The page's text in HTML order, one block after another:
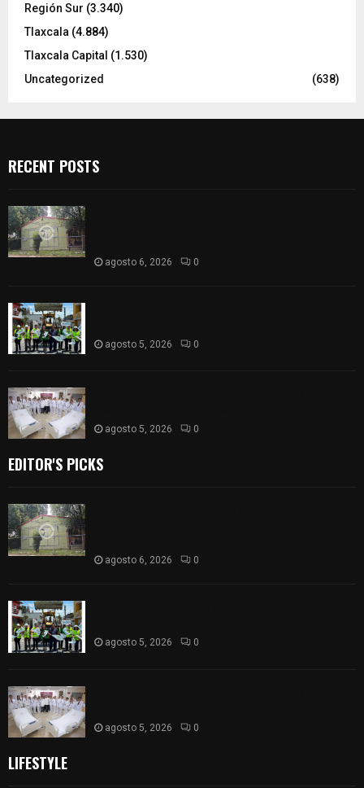
Región Sur (3.340)
Tlaxcala (4.884)
Tlaxcala Capital (1.530)
Uncategorized
(638)
RECENT POSTS
agosto 6, 2026 0
agosto 5, 2026 0
agosto 5, 2026 0
EDITOR'S PICKS
agosto 6, 2026 0
agosto 5, 2026 0
agosto 5, 2026 0
LIFESTYLE